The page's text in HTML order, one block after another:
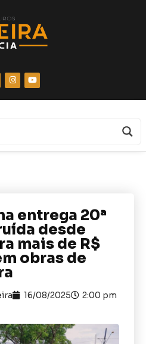
entrega 20ª
desde
mais de R$
obras de
16/08/2025 2:00 pm